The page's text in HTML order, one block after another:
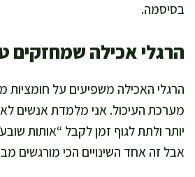
בסיסמה.
הרגלי אכילה שמחזקים
הרגלי האכילה משפיעים על חומציות
מערכת העיכול. אני מלמדת אנשים
יותר ולתת לגוף זמן לקבל “אותות
אבל זה אחד השינויים הכי מורגשים